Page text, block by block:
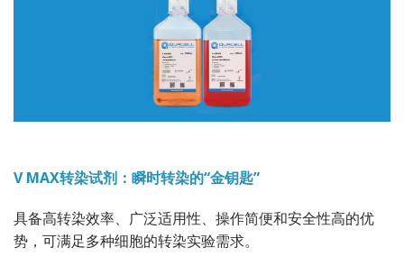
V MAX转染试剂：瞬时转染的“金钥匙”
具备高转染效率、广泛适用性、操作简便和安全性高的优
势，可满足多种细胞的转染实验需求。